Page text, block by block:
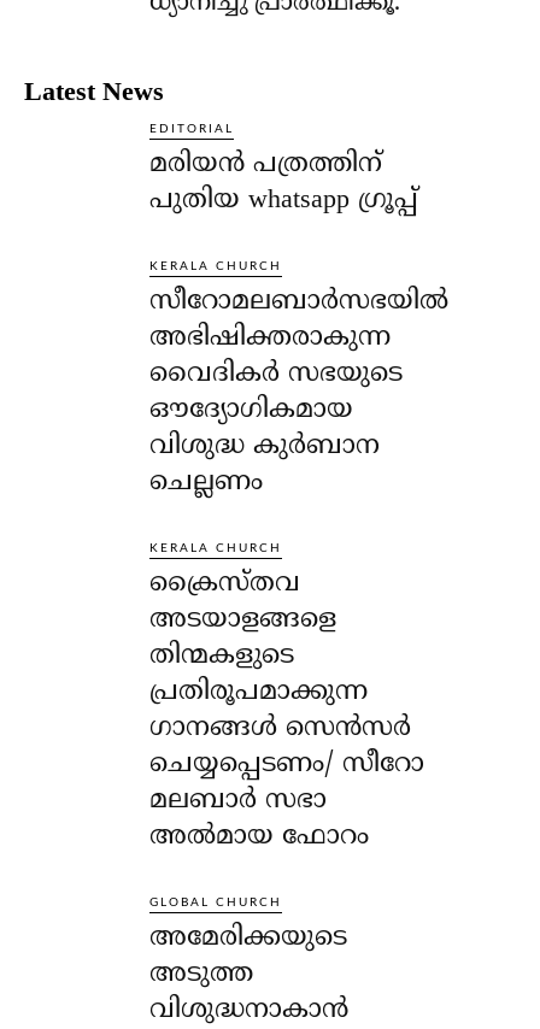
Latest News
EDITORIAL
മരിയൻ പത്രത്തിന്
പുതിയ whatsapp ഗ്രൂപ്പ്
KERALA CHURCH
സീറോമലബാർസഭയിൽ
അഭിഷിക്തരാകുന്ന
വൈദികർ സഭയുടെ
ഔദ്യോഗികമായ
വിശുദ്ധ കുർബാന
ചെല്ലണം
KERALA CHURCH
ക്രൈസ്തവ
അടയാളങ്ങളെ
തിന്മകളുടെ
പ്രതിരൂപമാക്കുന്ന
ഗാനങ്ങൾ സെൻസർ
ചെയ്യപ്പെടണം/ സീറോ
മലബാർ സഭാ
അൽമായ ഫോറം
GLOBAL CHURCH
അമേരിക്കയുടെ
അടുത്ത
വിശുദ്ധനാകാൻ